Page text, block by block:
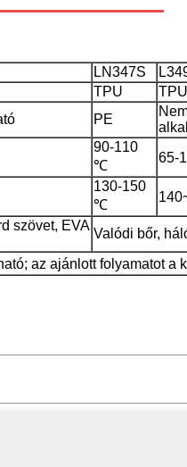
LN347S
TPU TPU
PE
90-110
℃
65-
130-150
℃
szövet, EVA
Valódi bőr,
az ajánlott folyamatot a